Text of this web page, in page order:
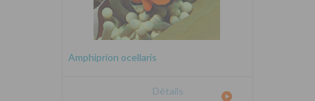
Amphiprion ocellaris
Détails